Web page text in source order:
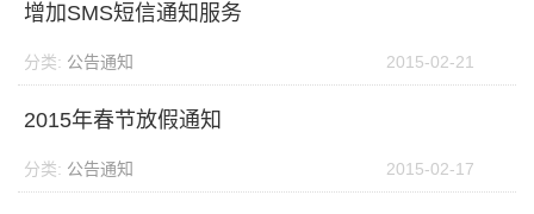
增加SMS短信通知服务
分类: 公告通知 2015-02-21
2015年春节放假通知
分类: 公告通知 2015-02-17